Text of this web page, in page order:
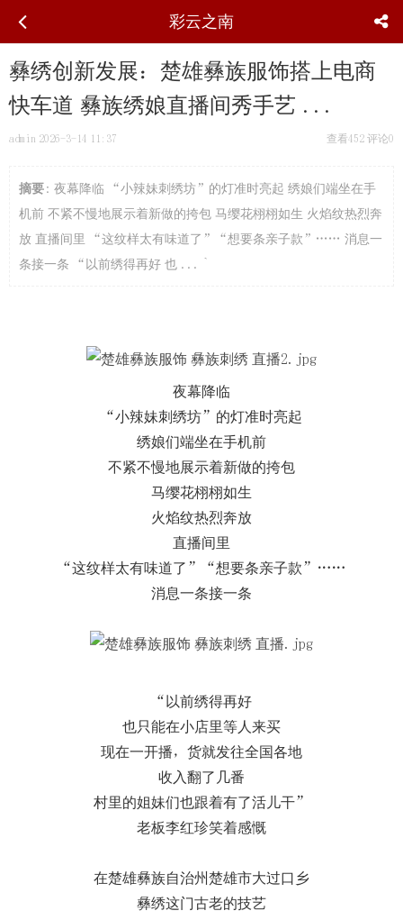
彩云之南
彝绣创新发展：楚雄彝族服饰搭上电商
快车道 彝族绣娘直播间秀手艺 ...
admin 2026-3-14 11:37 查看452 评论0
摘要 : 夜幕降临 “小辣妹刺绣坊”的灯准时亮起 绣娘们端坐在手
机前 不紧不慢地展示着新做的挎包 马缨花栩栩如生 火焰纹热烈奔
放 直播间里 “这纹样太有味道了”“想要条亲子款”…… 消息一
条接一条 “以前绣得再好 也 ... `
夜幕降临
“小辣妹刺绣坊”的灯准时亮起
绣娘们端坐在手机前
不紧不慢地展示着新做的挎包
马缨花栩栩如生
火焰纹热烈奔放
直播间里
“这纹样太有味道了”“想要条亲子款”……
消息一条接一条
“以前绣得再好
也只能在小店里等人来买
现在一开播，货就发往全国各地
收入翻了几番
村里的姐妹们也跟着有了活儿干”
老板李红珍笑着感慨
在楚雄彝族自治州楚雄市大过口乡
彝绣这门古老的技艺